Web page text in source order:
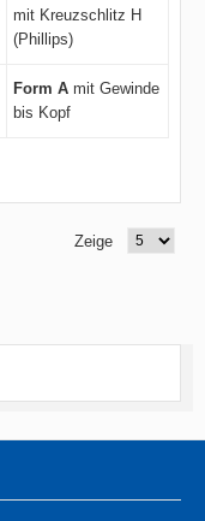
mit Kreuzschlitz H
(Phillips)
Form Amit Gewinde
bis Kopf
Zeige